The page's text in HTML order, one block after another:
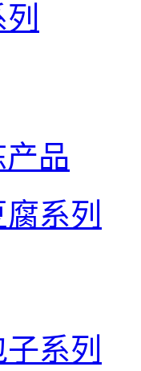
品
系列
系列